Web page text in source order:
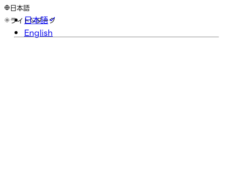
日本語
日本語
English
ライト ダーク